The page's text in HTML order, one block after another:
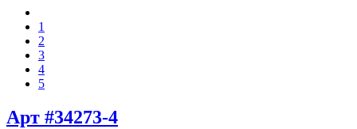
1
2
3
4
5
Арт #34273-4